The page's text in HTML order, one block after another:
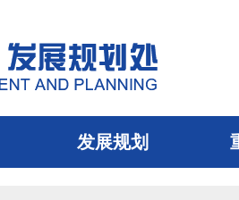
发展规划